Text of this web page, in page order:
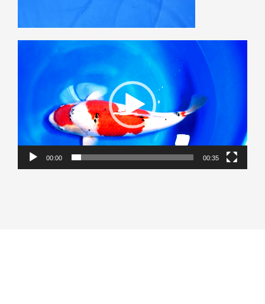
00:00 00:35